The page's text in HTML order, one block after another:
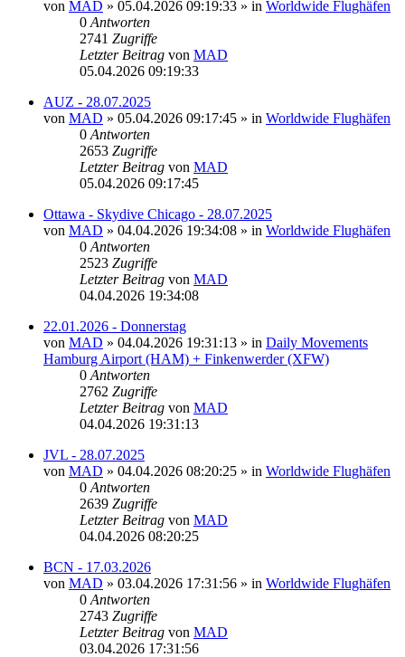
von MAD » 05.04.2026 09:19:33 » in Worldwide Flughäfen
0 Antworten
2741 Zugriffe
Letzter Beitrag von MAD
05.04.2026 09:19:33
AUZ - 28.07.2025
von MAD » 05.04.2026 09:17:45 » in Worldwide Flughäfen
0 Antworten
2653 Zugriffe
Letzter Beitrag von MAD
05.04.2026 09:17:45
Ottawa - Skydive Chicago - 28.07.2025
von MAD » 04.04.2026 19:34:08 » in Worldwide Flughäfen
0 Antworten
2523 Zugriffe
Letzter Beitrag von MAD
04.04.2026 19:34:08
22.01.2026 - Donnerstag
von MAD » 04.04.2026 19:31:13 » in Daily Movements
Hamburg Airport (HAM) + Finkenwerder (XFW)
0 Antworten
2762 Zugriffe
Letzter Beitrag von MAD
04.04.2026 19:31:13
JVL - 28.07.2025
von MAD » 04.04.2026 08:20:25 » in Worldwide Flughäfen
0 Antworten
2639 Zugriffe
Letzter Beitrag von MAD
04.04.2026 08:20:25
BCN - 17.03.2026
von MAD » 03.04.2026 17:31:56 » in Worldwide Flughäfen
0 Antworten
2743 Zugriffe
Letzter Beitrag von MAD
03.04.2026 17:31:56